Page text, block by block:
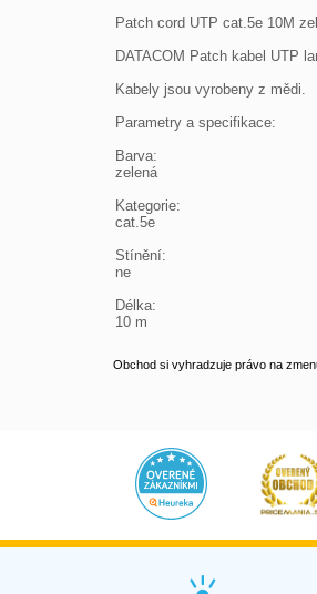
Patch cord UTP cat.5e 10M
DATACOM Patch kabel UTP
Kabely jsou vyrobeny z mědi.
Parametry a specifikace:
Barva:
zelená
Kategorie:
cat.5e
Stínění:
ne
Délka:
10 m
Obchod si vyhradzuje právo na